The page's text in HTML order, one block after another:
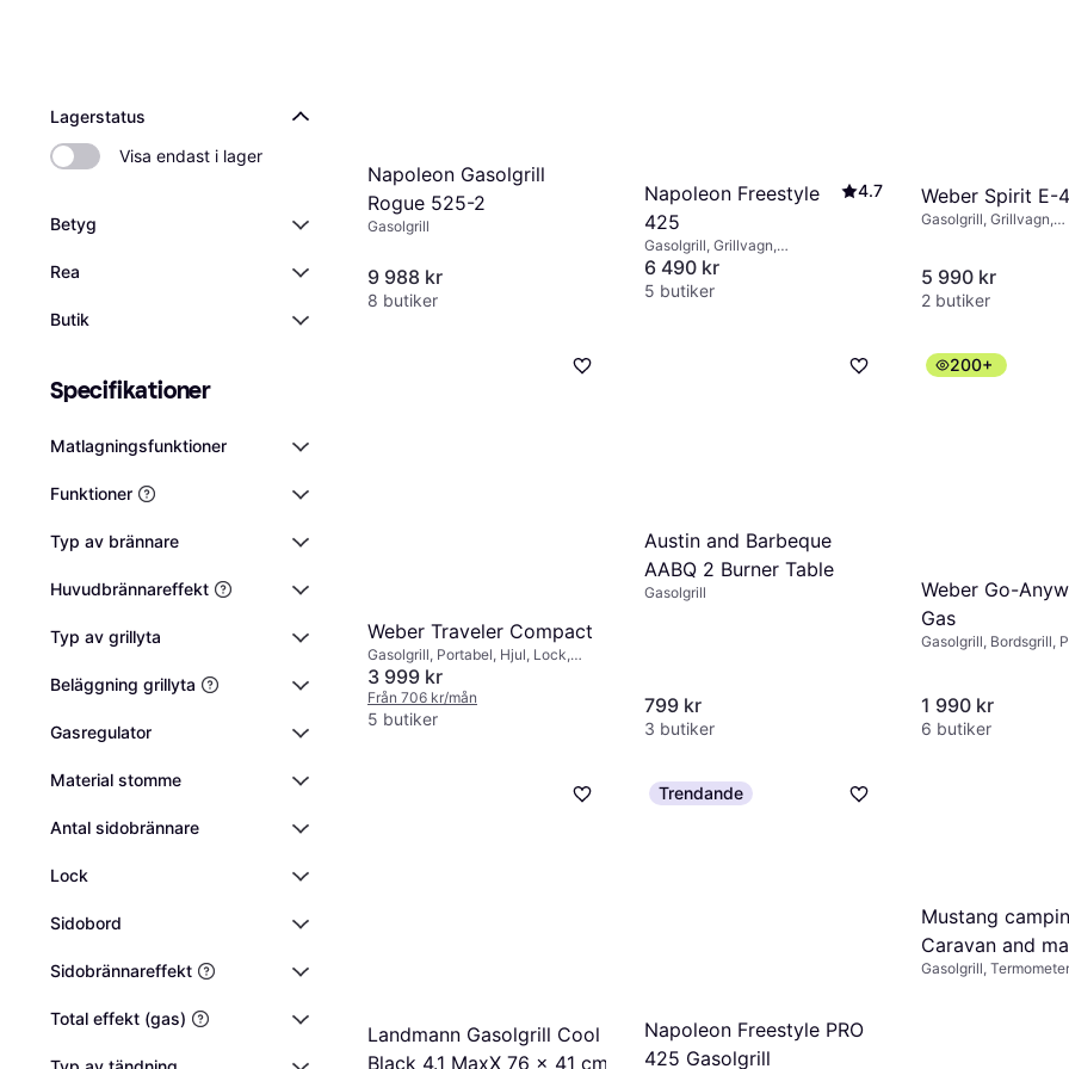
Lagerstatus
Visa endast i lager
Betyg
Rea
Butik
Specifikationer
Matlagningsfunktioner
Funktioner
Typ av brännare
Huvudbrännareffekt
Typ av grillyta
Beläggning grillyta
Gasregulator
Material stomme
Antal sidobrännare
Lock
Sidobord
Sidobrännareffekt
Total effekt (gas)
Napoleon Gasolgrill
Rogue 525-2
Gasolgrill
9 988 kr
8 butiker
Napoleon Freestyle
425
4.7
Gasolgrill, Grillvagn,
Varmhållningsyta, Termometer, Hjul,
Lock, Värmeresistent handtag,
Sidobord, Bottenbrännare, Slutet
6 490 kr
5 butiker
Weber Spirit E-
Gasolgrill, Grillvagn,
Sidobord, Lock, Hjul,
Bottenbrännare, Slutet
5 990 kr
2 butiker
Weber Traveler Compact
Gasolgrill, Portabel, Hjul, Lock,
Värmeresistent handtag, Slutet lock
3 999 kr
Från 706 kr/mån
5 butiker
Austin and Barbeque
AABQ 2 Burner Table
Gasolgrill
799 kr
3 butiker
200+
Weber Go-
Gas
Gasolgrill, Bordsgrill,
Bottenbrännare, Slutet
1 990 kr
6 butiker
Landmann Gasolgrill Cool
Black 4.1 MaxX 76 x 41 cm
Trendande
Napoleon Freestyle PRO
425 Gasolgrill
Mustang
Caravan and
Gasolgrill,